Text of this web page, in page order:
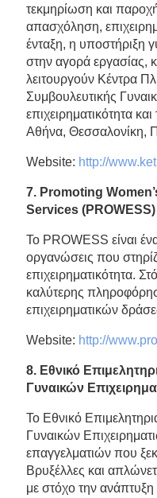
τεκμηρίωση και
απασχόληση,
ένταξη, η υποστήριξη
στην αγορά εργασίας,
λειτουργούν Κέντρα
Συμβουλευτικής
επιχειρηματικότητα
Αθήνα, Θεσσαλονίκη,
Website: http://
7. Promoting
Services (PROWESS)
Το PROWESS είναι
οργανώσεις που
επιχειρηματικότητα.
καλύτερης
επιχειρηματικών
Website: http://
8. Εθνικό
Γυναικών
To Εθνικό
Γυναικών
επαγγελματιών που
Βρυξέλλες και
με στόχο την ανάπτυξη